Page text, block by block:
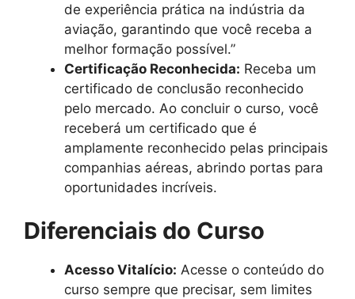
de experiência prática na indústria da
aviação, garantindo que você receba a
melhor formação possível.”
Certificação Reconhecida: Receba um
certificado de conclusão reconhecido
pelo mercado. Ao concluir o curso, você
receberá um certificado que é
amplamente reconhecido pelas principais
companhias aéreas, abrindo portas para
oportunidades incríveis.
Diferenciais do Curso
Acesso Vitalício: Acesse o conteúdo do
curso sempre que precisar, sem limites